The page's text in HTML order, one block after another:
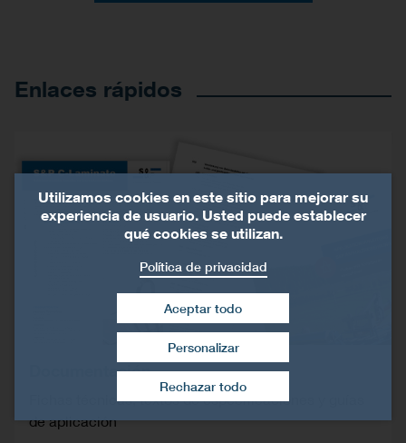
Enlaces rápidos
Documentación
Fichas técnicas, textos de especificaciones y guías
de aplicación
Utilizamos cookies en este sitio para mejorar su
experiencia de usuario. Usted puede establecer
qué cookies se utilizan.
Política de privacidad
Rechazar todo
Aceptar todo
Retirar el consentimiento
Personalizar